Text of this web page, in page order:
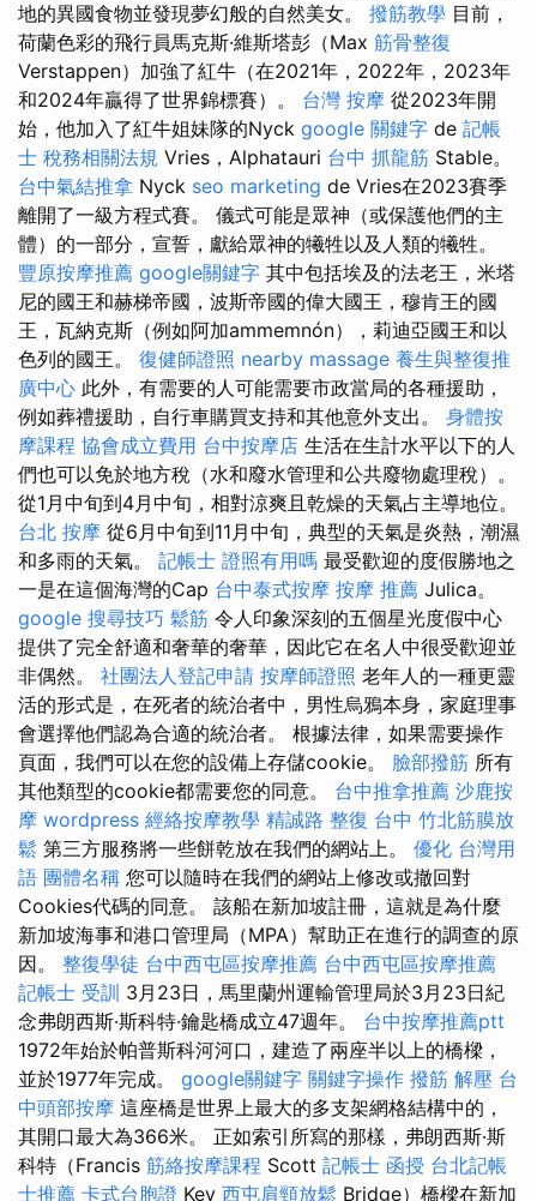
地的異國食物並發現夢幻般的自然美女。 撥筋教學 目前，
荷蘭色彩的飛行員馬克斯·維斯塔彭（Max 筋骨整復
Verstappen）加強了紅牛（在2021年，2022年，2023年
和2024年贏得了世界錦標賽）。 台灣 按摩 從2023年開
始，他加入了紅牛姐妹隊的Nyck google 關鍵字 de 記帳
士 稅務相關法規 Vries，Alphatauri 台中 抓龍筋 Stable。
台中氣結推拿 Nyck seo marketing de Vries在2023賽季
離開了一級方程式賽。 儀式可能是眾神（或保護他們的主
體）的一部分，宣誓，獻給眾神的犧牲以及人類的犧牲。
豐原按摩推薦 google關鍵字 其中包括埃及的法老王，米塔
尼的國王和赫梯帝國，波斯帝國的偉大國王，穆肯王的國
王，瓦納克斯（例如阿加ammemnón），莉迪亞國王和以
色列的國王。 復健師證照 nearby massage 養生與整復推
廣中心 此外，有需要的人可能需要市政當局的各種援助，
例如葬禮援助，自行車購買支持和其他意外支出。 身體按
摩課程 協會成立費用 台中按摩店 生活在生計水平以下的人
們也可以免於地方稅（水和廢水管理和公共廢物處理稅）。
從1月中旬到4月中旬，相對涼爽且乾燥的天氣占主導地位。
台北 按摩 從6月中旬到11月中旬，典型的天氣是炎熱，潮濕
和多雨的天氣。 記帳士 證照有用嗎 最受歡迎的度假勝地之
一是在這個海灣的Cap 台中泰式按摩 按摩 推薦 Julica。
google 搜尋技巧 鬆筋 令人印象深刻的五個星光度假中心
提供了完全舒適和奢華的奢華，因此它在名人中很受歡迎並
非偶然。 社團法人登記申請 按摩師證照 老年人的一種更靈
活的形式是，在死者的統治者中，男性烏鴉本身，家庭理事
會選擇他們認為合適的統治者。 根據法律，如果需要操作
頁面，我們可以在您的設備上存儲cookie。 臉部撥筋 所有
其他類型的cookie都需要您的同意。 台中推拿推薦 沙鹿按
摩 wordpress 經絡按摩教學 精誠路 整復 台中 竹北筋膜放
鬆 第三方服務將一些餅乾放在我們的網站上。 優化 台灣用
語 團體名稱 您可以隨時在我們的網站上修改或撤回對
Cookies代碼的同意。 該船在新加坡註冊，這就是為什麼
新加坡海事和港口管理局（MPA）幫助正在進行的調查的原
因。 整復學徒 台中西屯區按摩推薦 台中西屯區按摩推薦
記帳士 受訓 3月23日，馬里蘭州運輸管理局於3月23日紀
念弗朗西斯·斯科特·鑰匙橋成立47週年。 台中按摩推薦ptt
1972年始於帕普斯科河河口，建造了兩座半以上的橋樑，
並於1977年完成。 google關鍵字 關鍵字操作 撥筋 解壓 台
中頭部按摩 這座橋是世界上最大的多支架網格結構中的，
其開口最大為366米。 正如索引所寫的那樣，弗朗西斯·斯
科特（Francis 筋絡按摩課程 Scott 記帳士 函授 台北記帳
士推薦 卡式台胞證 Key 西屯肩頸放鬆 Bridge）橋樑在新加